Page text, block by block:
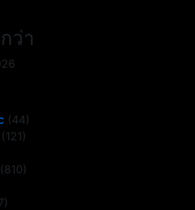
ว่า
(44)
(121)
(810)